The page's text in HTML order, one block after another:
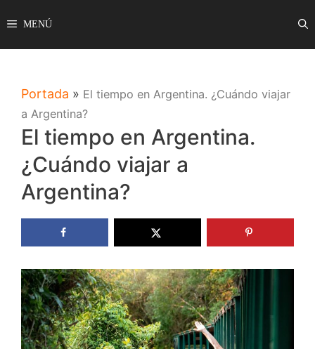
al
contenido
MENÚ
Portada » El tiempo en Argentina. ¿Cuándo viajar
a Argentina?
El tiempo en Argentina.
¿Cuándo viajar a
Argentina?